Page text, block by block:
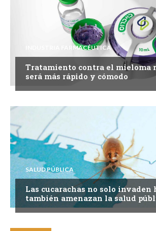
INDUSTRIA FARMACÉUTICA
Tratamiento contra el mieloma
será más rápido y cómodo
SALUD PÚBLICA
Las cucarachas no solo invaden
también amenazan la salud